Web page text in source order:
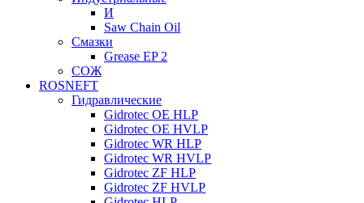
И
Saw Chain Oil
Смазки
Grease EP 2
СОЖ
ROSNEFT
Гидравлические
Gidrotec OE HLP
Gidrotec OE HVLP
Gidrotec WR HLP
Gidrotec WR HVLP
Gidrotec ZF HLP
Gidrotec ZF HVLP